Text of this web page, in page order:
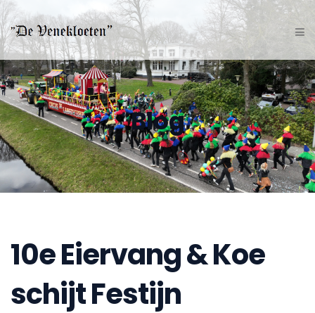
Blog
10e Eiervang & Koe
schijt Festijn